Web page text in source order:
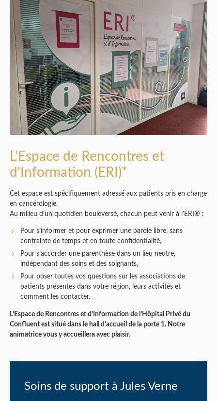
L’Espace de Rencontres et
d’Information (ERI)*
Cet espace est spécifiquement adressé aux patients pris en charge
en cancérologie.
Au milieu d’un quotidien bouleversé, chacun peut venir à l’ERI® :
Pour s’informer et pour exprimer une parole libre, sans
contrainte de temps et en toute confidentialité,
Pour s’accorder une parenthèse dans un lieu neutre,
indépendant des soins et des soignants,
Pour poser toutes vos questions sur les associations de
patients présentes dans votre région, leurs activités et
comment les contacter.
L’Espace de Rencontres et d’Information de l’Hôpital Privé du
Confluent est situé dans le hall d’accueil de la porte 1. Notre
animatrice vous y accueillera avec plaisir.
Soins de support à Jules Verne